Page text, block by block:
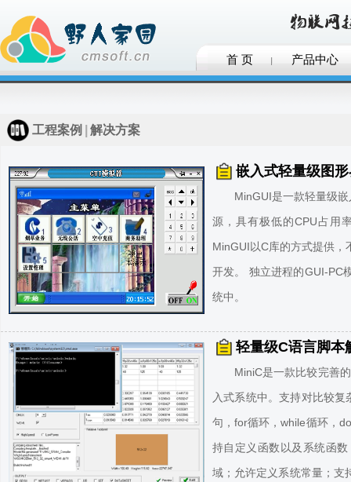
首 页 产品中心
工程案例 解决方案
嵌入式轻量级图
MinGUI是一款轻量级
源，具有极低的CPU占用
MinGUI​以C库的方式提供，
开发。 独立进程的GUI-PC
统中。
轻量级C语言脚本
MiniC是一款比较完善
入式系统中。支持对比较
句，for循环，while循环，
持自定义函数以及系统函
域；允许定义系统常量；支